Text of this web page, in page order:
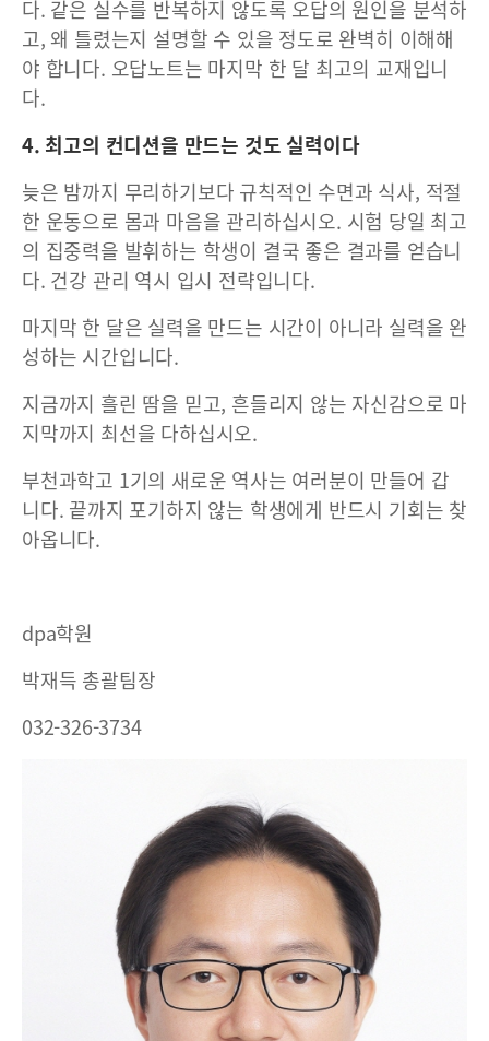
다. 같은 실수를 반복하지 않도록 오답의 원인을 분석하
고, 왜 틀렸는지 설명할 수 있을 정도로 완벽히 이해해
야 합니다. 오답노트는 마지막 한 달 최고의 교재입니
다.
4. 최고의 컨디션을 만드는 것도 실력이다
늦은 밤까지 무리하기보다 규칙적인 수면과 식사, 적절
한 운동으로 몸과 마음을 관리하십시오. 시험 당일 최고
의 집중력을 발휘하는 학생이 결국 좋은 결과를 얻습니
다. 건강 관리 역시 입시 전략입니다.
마지막 한 달은 실력을 만드는 시간이 아니라 실력을 완
성하는 시간입니다.
지금까지 흘린 땀을 믿고, 흔들리지 않는 자신감으로 마
지막까지 최선을 다하십시오.
부천과학고 1기의 새로운 역사는 여러분이 만들어 갑
니다. 끝까지 포기하지 않는 학생에게 반드시 기회는 찾
아옵니다.
dpa학원
박재득 총괄팀장
032-326-3734